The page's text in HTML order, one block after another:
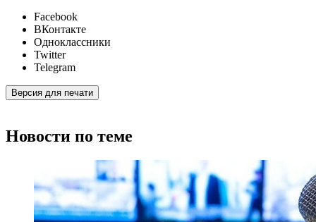
Facebook
ВКонтакте
Одноклассники
Twitter
Telegram
Версия для печати
Новости по теме